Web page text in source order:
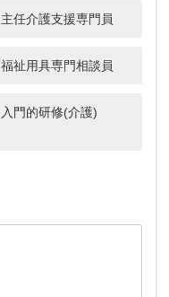
主任介護支援専門員
福祉用具専門相談員
入門的研修(介護)